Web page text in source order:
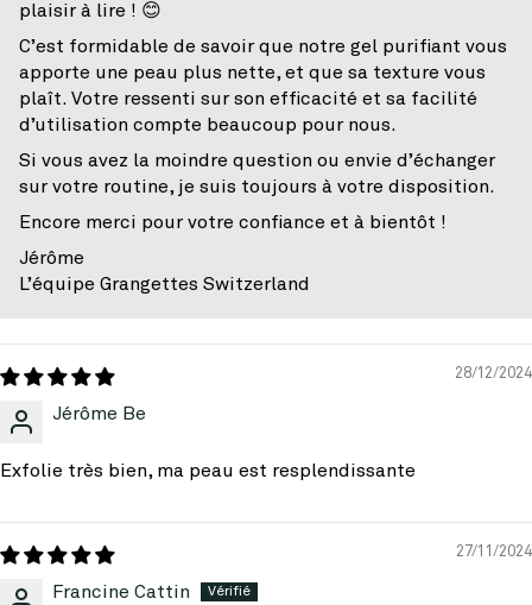
plaisir à lire ! 😊
C’est formidable de savoir que notre gel purifiant vous
apporte une peau plus nette, et que sa texture vous
plaît. Votre ressenti sur son efficacité et sa facilité
d’utilisation compte beaucoup pour nous.
Si vous avez la moindre question ou envie d’échanger
sur votre routine, je suis toujours à votre disposition.
Encore merci pour votre confiance et à bientôt !
Jérôme
L’équipe Grangettes Switzerland
28/12/2024
Jérôme Be
Exfolie très bien, ma peau est resplendissante
27/11/2024
Francine Cattin